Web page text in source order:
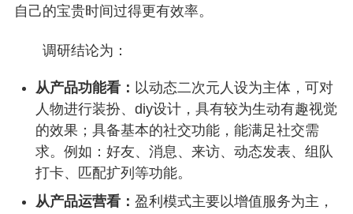
自己的宝贵时间过得更有效率。
调研结论为：
从产品功能看： 以动态二次元人设为主体，可对
人物进行装扮、diy设计，具有较为生动有趣视觉
的效果；具备基本的社交功能，能满足社交需
求。例如：好友、消息、来访、动态发表、组队
打卡、匹配扩列等功能。
从产品运营看： 盈利模式主要以增值服务为主，